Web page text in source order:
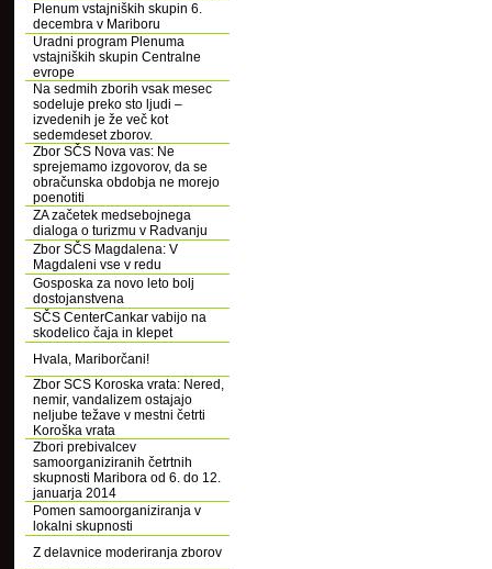
Plenum vstajniških skupin 6.
decembra v Mariboru
Uradni program Plenuma
vstajniških skupin Centralne
evrope
Na sedmih zborih vsak mesec
sodeluje preko sto ljudi –
izvedenih je že več kot
sedemdeset zborov.
Zbor SČS Nova vas: Ne
sprejemamo izgovorov, da se
obračunska obdobja ne morejo
poenotiti
ZA začetek medsebojnega
dialoga o turizmu v Radvanju
Zbor SČS Magdalena: V
Magdaleni vse v redu
Gosposka za novo leto bolj
dostojanstvena
SČS CenterCankar vabijo na
skodelico čaja in klepet
Hvala, Mariborčani!
Zbor SCS Koroska vrata: Nered,
nemir, vandalizem ostajajo
neljube težave v mestni četrti
Koroška vrata
Zbori prebivalcev
samoorganiziranih četrtnih
skupnosti Maribora od 6. do 12.
januarja 2014
Pomen samoorganiziranja v
lokalni skupnosti
Z delavnice moderiranja zborov